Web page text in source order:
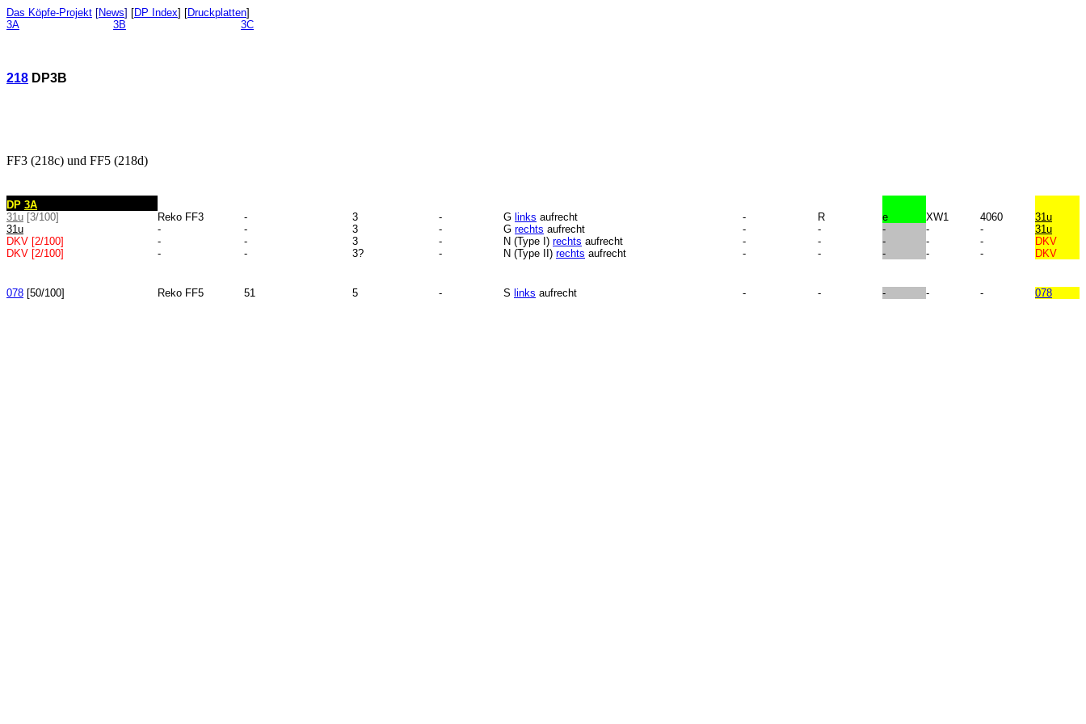
Das Köpfe-Projekt [News] [DP Index] [Druckplatten]
3A
3B 3C
218 DP3B
FF3 (218c) und FF5 (218d)
DP 3A
31u [3/100] Reko FF3 - 3 - G links aufrecht - R e XW1 4060
31u
31u
- - 3 - G rechts aufrecht - - - - -
31u
DKV [2/100] - - 3 - N (Type I) rechts aufrecht - - - - -
DKV
DKV [2/100] - - 3? - N (Type II) rechts aufrecht - - - - - DKV
078 [50/100] Reko FF5 51 5 - S links aufrecht - - - - - 078